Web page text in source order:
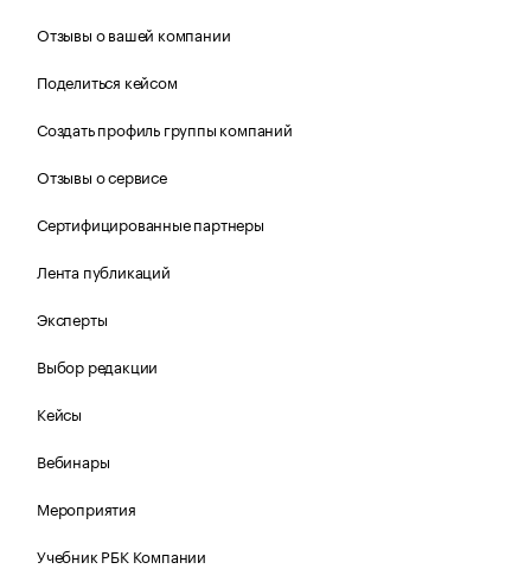
Отзывы о вашей компании
Поделиться кейсом
Создать профиль группы компаний
Отзывы о сервисе
Сертифицированные партнеры
Лента публикаций
Эксперты
Выбор редакции
Кейсы
Вебинары
Мероприятия
Учебник РБК Компании